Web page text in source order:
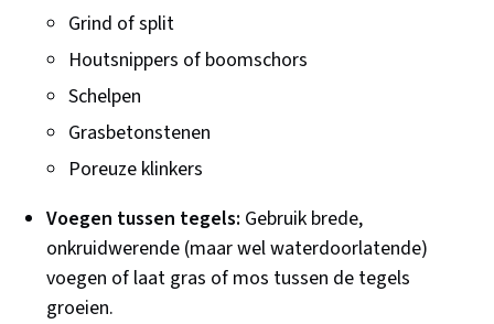
Grind of split
Houtsnippers of boomschors
Schelpen
Grasbetonstenen
Poreuze klinkers
Voegen tussen tegels: Gebruik brede,
onkruidwerende (maar wel waterdoorlatende)
voegen of laat gras of mos tussen de tegels
groeien.